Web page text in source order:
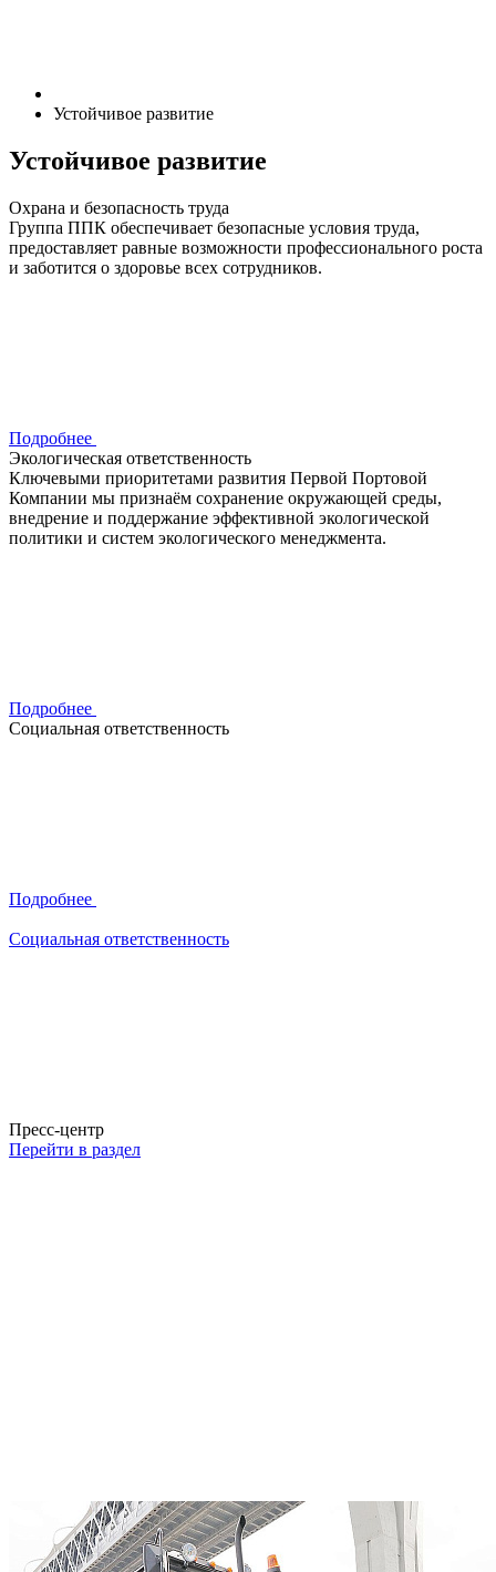
Устойчивое развитие
Устойчивое развитие
Охрана и безопасность труда
Группа ППК обеспечивает безопасные условия труда,
предоставляет равные возможности профессионального роста
и заботится о здоровье всех сотрудников.
Подробнее
Экологическая ответственность
Ключевыми приоритетами развития Первой Портовой
Компании мы признаём сохранение окружающей среды,
внедрение и поддержание эффективной экологической
политики и систем экологического менеджмента.
Подробнее
Социальная ответственность
Подробнее
Социальная ответственность
Пресс-центр
Перейти в раздел